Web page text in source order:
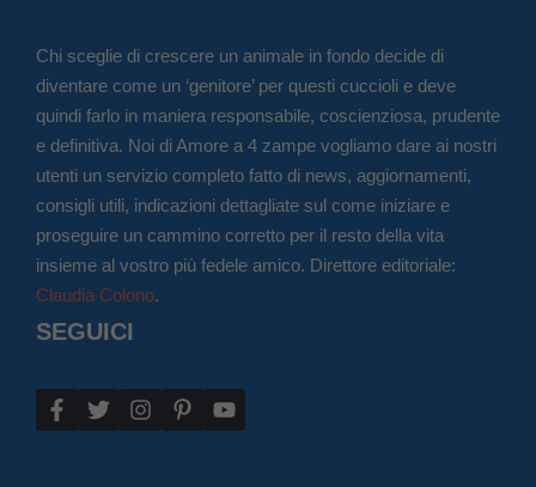
Chi sceglie di crescere un animale in fondo decide di
diventare come un ‘genitore’ per questi cuccioli e deve
quindi farlo in maniera responsabile, coscienziosa, prudente
e definitiva. Noi di Amore a 4 zampe vogliamo dare ai nostri
utenti un servizio completo fatto di news, aggiornamenti,
consigli utili, indicazioni dettagliate sul come iniziare e
proseguire un cammino corretto per il resto della vita
insieme al vostro più fedele amico. Direttore editoriale:
Claudia Colono.
SEGUICI